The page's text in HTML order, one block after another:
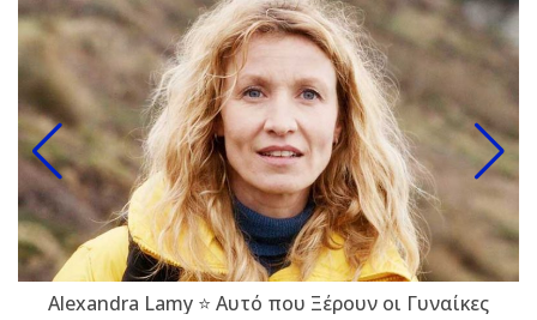
Alexandra Lamy ⭐ Αυτό που Ξέρουν οι Γυναίκες